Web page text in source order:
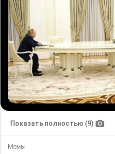
Показать полностью (9)
Мемы